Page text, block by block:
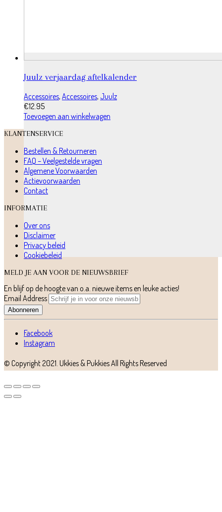
Juulz verjaardag aftelkalender
Accessoires, Accessoires, Juulz
€12.95
Toevoegen aan winkelwagen
KLANTENSERVICE
Bestellen & Retourneren
FAQ – Veelgestelde vragen
Algemene Voorwaarden
Actievoorwaarden
Contact
INFORMATIE
Over ons
Disclaimer
Privacy beleid
Cookiebeleid
MELD JE AAN VOOR DE NIEUWSBRIEF
En blijf op de hoogte van o.a. nieuwe items en leuke acties!
Email Address
Abonneren
Facebook
Instagram
© Copyright 2021. Ukkies & PukkiesAll Rights Reserved